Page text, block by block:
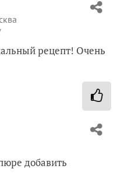
рецепт! Очень
добавить